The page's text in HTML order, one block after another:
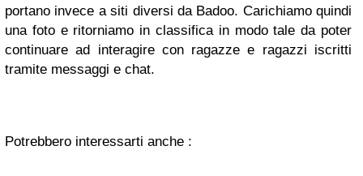
portano invece asiti diversi da Badoo. Carichiamo quindi
una foto e ritorniamo in classifica in modo tale da poter
continuare ad interagire con ragazze e ragazzi iscritti
tramite messaggi e chat.
Potrebbero interessarti anche :